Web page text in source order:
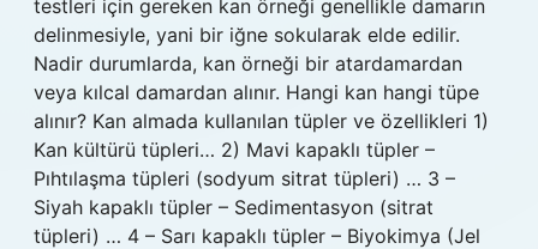
testleri için gereken kan örneği genellikle damarın
delinmesiyle, yani bir iğne sokularak elde edilir.
Nadir durumlarda, kan örneği bir atardamardan
veya kılcal damardan alınır. Hangi kan hangi tüpe
alınır? Kan almada kullanılan tüpler ve özellikleri 1)
Kan kültürü tüpleri… 2) Mavi kapaklı tüpler –
Pıhtılaşma tüpleri (sodyum sitrat tüpleri) … 3 –
Siyah kapaklı tüpler – Sedimentasyon (sitrat
tüpleri) … 4 – Sarı kapaklı tüpler – Biyokimya (Jel